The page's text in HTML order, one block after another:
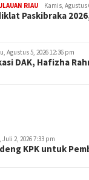
RIAU Kamis, Agustus
Paskibraka
Agustus 5, 2026 12:36 pm
DAK, Hafizha
Juli 2, 2026 7:33 pm
KPK untuk